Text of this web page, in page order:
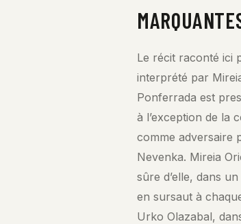
Le récit raconté ici
interprété par
Ponferrada est
à l’exception de la
comme adversaire
Nevenka. Mireia
sûre d’elle, dans
en sursaut à
Urko Olazabal,